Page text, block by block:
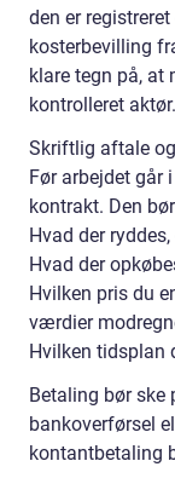
den er
kosterbevilling
klare tegn på, at
kontrolleret aktør.
Skriftlig aftale
Før arbejdet går
kontrakt. Den
Hvad der
Hvad der
Hvilken pris du
værdier
Hvilken tidsplan
Betaling bør ske
bankoverførsel
kontantbetaling